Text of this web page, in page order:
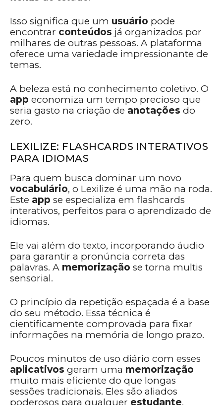
Isso significa que um usuário pode
encontrar conteúdos já organizados por
milhares de outras pessoas. A plataforma
oferece uma variedade impressionante de
temas.
A beleza está no conhecimento coletivo. O
app economiza um tempo precioso que
seria gasto na criação de anotações do
zero.
LEXILIZE: FLASHCARDS INTERATIVOS
PARA IDIOMAS
Para quem busca dominar um novo
vocabulário, o Lexilize é uma mão na roda.
Este app se especializa em flashcards
interativos, perfeitos para o aprendizado de
idiomas.
Ele vai além do texto, incorporando áudio
para garantir a pronúncia correta das
palavras. A memorização se torna multis
sensorial.
O princípio da repetição espaçada é a base
do seu método. Essa técnica é
cientificamente comprovada para fixar
informações na memória de longo prazo.
Poucos minutos de uso diário com esses
aplicativos geram uma memorização
muito mais eficiente do que longas
sessões tradicionais. Eles são aliados
poderosos para qualquer estudante.